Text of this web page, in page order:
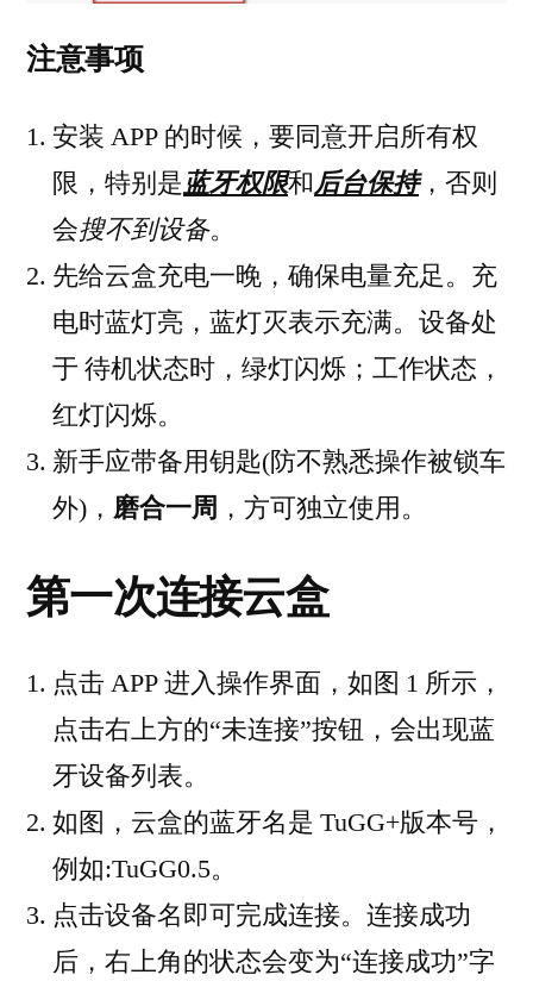
注意事项
安装 APP 的时候，要同意开启所有权
限，特别是蓝牙权限和后台保持，否则
会搜不到设备。
先给云盒充电一晚，确保电量充足。充
电时蓝灯亮，蓝灯灭表示充满。设备处
于 待机状态时，绿灯闪烁；工作状态，
红灯闪烁。
新手应带备用钥匙(防不熟悉操作被锁车
外)， 磨合一周 ，方可独立使用。
第一次连接云盒
点击 APP 进入操作界面，如图 1 所示，
点击右上方的“未连接”按钮，会出现蓝
牙设备列表。
如图，云盒的蓝牙名是 TuGG+版本号，
例如:TuGG0.5。
点击设备名即可完成连接。连接成功
后，右上角的状态会变为“连接成功”字